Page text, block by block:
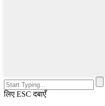
लिए ESC दबाएँ